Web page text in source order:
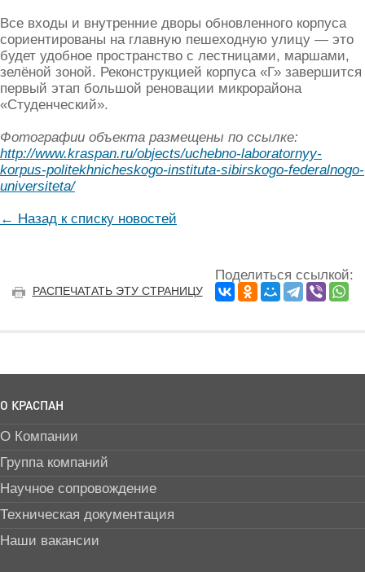
Все входы и внутренние дворы обновленного корпуса
сориентированы на главную пешеходную улицу — это
будет удобное пространство с лестницами, маршами,
зелёной зоной. Реконструкцией корпуса «Г» завершится
первый этап большой реновации микрорайона
«Студенческий».
Фотографии объекта размещены по ссылке:
http://www.kraspan.ru/objects/uchebno-laboratornyy-
korpus-politekhnicheskogo-instituta-sibirskogo-federalnogo-
universiteta/
← Назад к списку новостей
РАСПЕЧАТАТЬ ЭТУ СТРАНИЦУ
Поделиться ссылкой:
О КРАСПАН
О Компании
Группа компаний
Научное сопровождение
Техническая документация
Наши вакансии